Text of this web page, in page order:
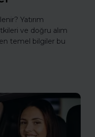
Yatırım
ve doğru alım
temel bilgiler bu